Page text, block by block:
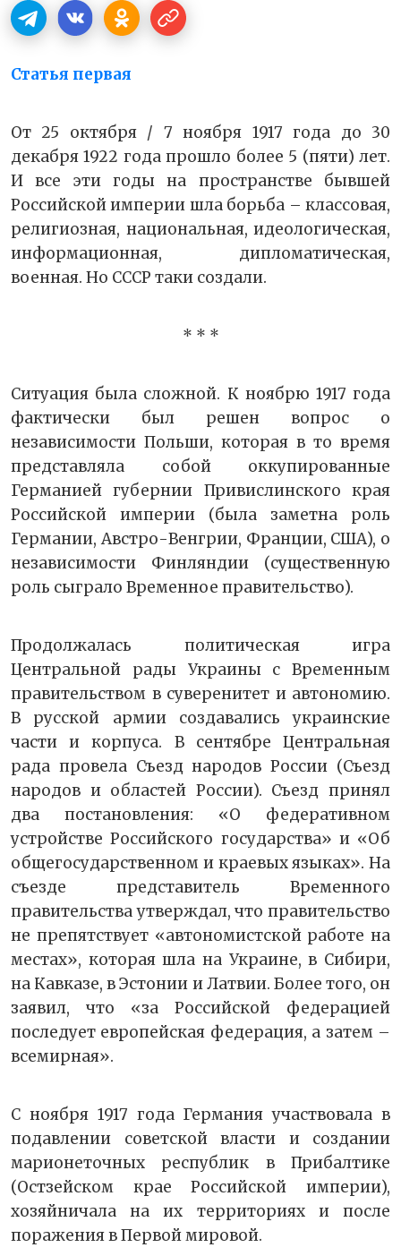
Статья первая
От 25 октября / 7 ноября 1917 года до 30
декабря 1922 года прошло более 5 (пяти) лет.
И все эти годы на пространстве бывшей
Российской империи шла борьба – классовая,
религиозная, национальная, идеологическая,
информационная, дипломатическая,
военная. Но СССР таки создали.
* * *
Ситуация была сложной. К ноябрю 1917 года
фактически был решен вопрос о
независимости Польши, которая в то время
представляла собой оккупированные
Германией губернии Привислинского края
Российской империи (была заметна роль
Германии, Австро-Венгрии, Франции, США), о
независимости Финляндии (существенную
роль сыграло Временное правительство).
Продолжалась политическая игра
Центральной рады Украины с Временным
правительством в суверенитет и автономию.
В русской армии создавались украинские
части и корпуса. В сентябре Центральная
рада провела Съезд народов России (Съезд
народов и областей России). Съезд принял
два постановления: «О федеративном
устройстве Российского государства» и «Об
общегосударственном и краевых языках». На
съезде представитель Временного
правительства утверждал, что правительство
не препятствует «автономистской работе на
местах», которая шла на Украине, в Сибири,
на Кавказе, в Эстонии и Латвии. Более того, он
заявил, что «за Российской федерацией
последует европейская федерация, а затем –
всемирная».
С ноября 1917 года Германия участвовала в
подавлении советской власти и создании
марионеточных республик в Прибалтике
(Остзейском крае Российской империи),
хозяйничала на их территориях и после
поражения в Первой мировой.